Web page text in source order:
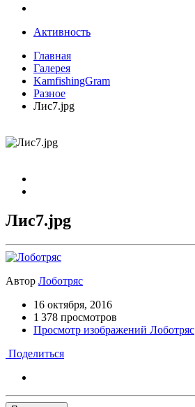
Активность
Главная
Галерея
KamfishingGram
Разное
Лис7.jpg
Лис7.jpg
Автор Лоботряс
16 октября, 2016
1 378 просмотров
Просмотр изображений Лоботряс
Поделиться